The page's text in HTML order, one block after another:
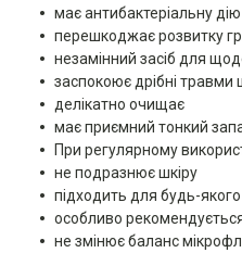
має антибактеріальну дію
перешкоджає розвитку
незамінний засіб для
заспокоює дрібні травми
делікатно очищає
має приємний тонкий
При регулярному
не подразнює шкіру
підходить для будь-якого
особливо
не змінює баланс